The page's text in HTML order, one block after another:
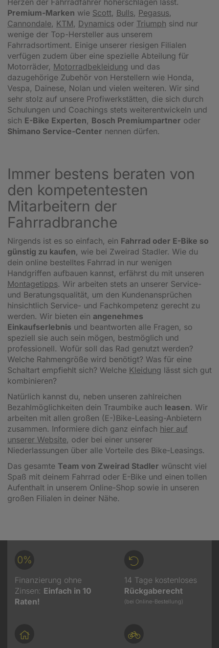
Premium-Marken wie Scott, Bulls, Pegasus,
Cannondale, KTM, Dynamics oder Triumph sind nur
wenige der Top-Hersteller aus unserem
Fahrradsortiment. Einige unserer riesigen Filialen
verfügen zudem über eine spezielle Abteilung für
Motorräder, Motorradbekleidung und das
dazugehörige Zubehör von Herstellern wie Honda,
Vespa, Dainese, Nolan und vielen weiteren. Wir sind
sehr stolz auf unsere Profiwerkstätten, die sich durch
Schulungen und Coachings stets weiterentwickeln und
sich E-Bike Experten, Bosch Premiumpartner oder
Shimano Service-Center nennen dürfen.
Immer bestens beraten von
den kompetentesten
Mitarbeitern der
Fahrradbranche
Nirgends ist es so einfach, ein Fahrrad oder E-Bike so
günstig zu kaufen, wie bei Zweirad Stadler. Wie du
dein online bestelltes Fahrrad in nur wenigen
Handgriffen aufbauen kannst, erfährst du mit unseren
Montagetipps. Wir arbeiten stets an unserer Service-
und Beratungsqualität, um den Kundenansprüchen
hinsichtlich Service- und Fachkompetenz gerecht zu
werden. Wir bieten ein angenehmes
Einkaufserlebnis und beantworten alle Fragen, so
speziell sie auch sein mögen, bestmöglich und
professionell. Wofür soll das Rad genutzt werden?
Welche Rahmengröße wird benötigt? Was für eine
Schaltart empfiehlt sich? Welche Kleidung lässt sich gut
kombinieren?
Natürlich kannst du, neben unseren zahlreichen
Bezahlmöglichkeiten dein Traumbike auch leasen. Wir
arbeiten mit allen großen (E-)Bike-Leasing-Anbietern
zusammen. Informiere dich ganz einfach hier auf
unserer Website, oder bei einer unserer
Niederlassungen über alle Vorteile des Bike-Leasings.
Das gesamte Team von Zweirad Stadler wünscht viel
Spaß mit deinem Fahrrad oder E-Bike und einen tollen
Aufenthalt in unserem Online-Shop sowie in unseren
großen Filialen in deiner Nähe.
0%
Finanzierung ohne
Zinsen: Einfach in 10
Raten!
14 Tage kostenloses
Rückgaberecht
(bei Online-Bestellung)